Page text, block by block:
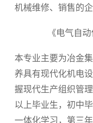
机械维修、销售的企
《电气自
本专业主要为冶金
养具有现代化机电
握现代生产组织管
以上毕业生，初中
一体化学习，第三